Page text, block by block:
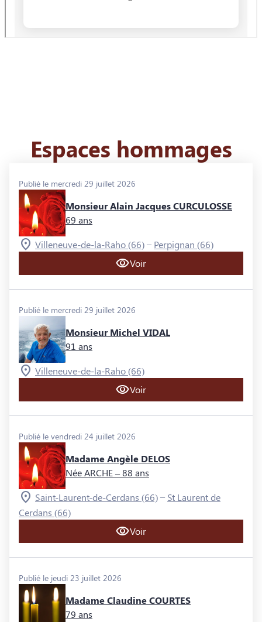
Espaces hommages
Publié le mercredi 29 juillet 2026
Monsieur Alain Jacques CURCULOSSE
69 ans
Villeneuve-de-la-Raho (66)– Perpignan (66)
Voir
Publié le mercredi 29 juillet 2026
Monsieur Michel VIDAL
91 ans
Villeneuve-de-la-Raho (66)
Voir
Publié le vendredi 24 juillet 2026
Madame Angèle DELOS
Née ARCHE– 88 ans
Saint-Laurent-de-Cerdans (66)– St Laurent de
Cerdans (66)
Voir
Publié le jeudi 23 juillet 2026
Madame Claudine COURTES
79 ans